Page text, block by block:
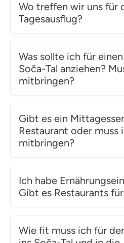
Wo treffen wir uns für
Tagesausflug?
Was sollte ich für
Soča-Tal anziehen?
mitbringen?
Gibt es ein
Restaurant oder muss
mitbringen?
Ich habe
Gibt es Restaurants
Wie fit muss ich für